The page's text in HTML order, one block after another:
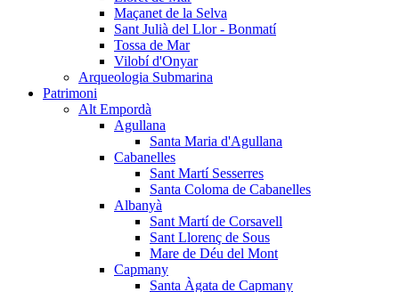
Maçanet de la Selva
Sant Julià del Llor - Bonmatí
Tossa de Mar
Vilobí d'Onyar
Arqueologia Submarina
Patrimoni
Alt Empordà
Agullana
Santa Maria d'Agullana
Cabanelles
Sant Martí Sesserres
Santa Coloma de Cabanelles
Albanyà
Sant Martí de Corsavell
Sant Llorenç de Sous
Mare de Déu del Mont
Capmany
Santa Àgata de Capmany